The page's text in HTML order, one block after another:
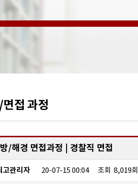
Training: 퍼스널 트레이닝)
접 과정
/해경 면접과정 | 경찰직 면접
고관리자 20-07-15 00:04 조회 8,019회